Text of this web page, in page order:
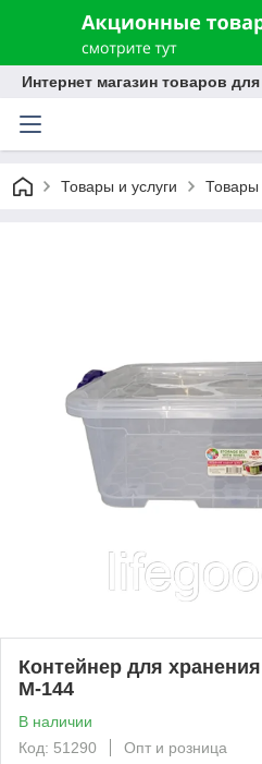
Интернет магазин товаров
Товары и услуги
Контейнер для
М-144
В наличии
Код: 51290
Опт и розница